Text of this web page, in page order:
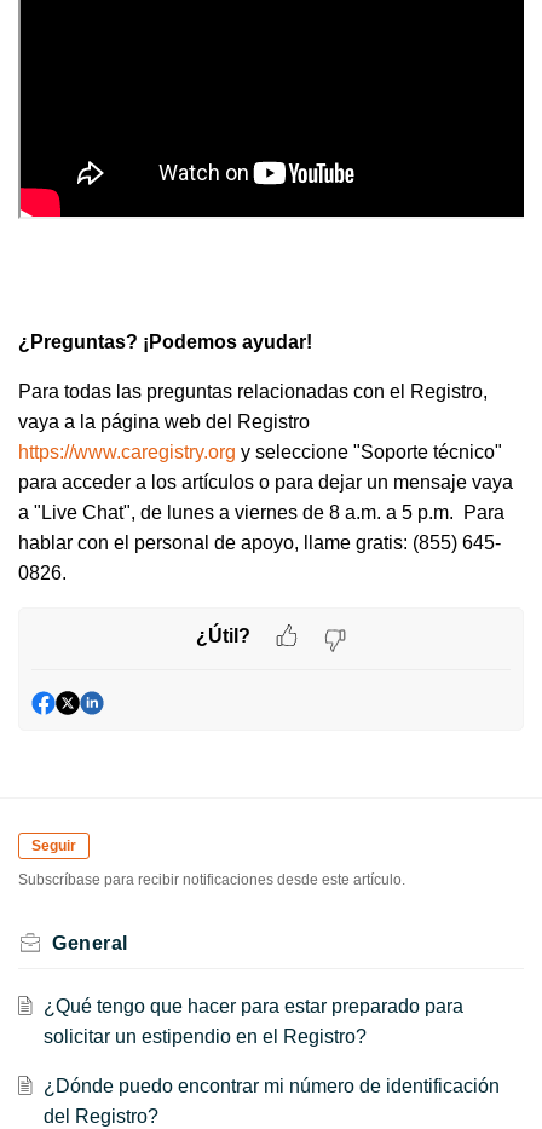
¿Preguntas? ¡Podemos ayudar!
Para todas las preguntas relacionadas con el Registro,
vaya a la página web del Registro
https://www.caregistry.org y seleccione "Soporte técnico"
para acceder a los artículos o para dejar un mensaje vaya
a "Live Chat", de lunes a viernes de 8 a.m. a 5 p.m. Para
hablar con el personal de apoyo, llame gratis: (855) 645-
0826.
¿Útil?
Seguir
Subscríbase para recibir notificaciones desde este artículo.
General
¿Qué tengo que hacer para estar preparado para
solicitar un estipendio en el Registro?
¿Dónde puedo encontrar mi número de identificación
del Registro?